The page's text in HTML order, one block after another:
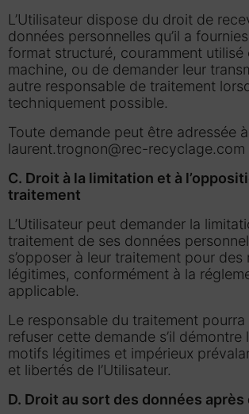
L’Utilisateur dispose du droit de
données personnelles qu’il a
format structuré, couramment utilisé
machine, ou de demander leur
autre responsable de traitement
techniquement possible.
Toute demande peut être adressée
laurent.trognon@rec-recyclage.com
C. Droit à la limitation et à
traitement
L’Utilisateur peut demander la
traitement de ses données
s’opposer à leur traitement pour des
légitimes, conformément à la
applicable.
Le responsable du traitement
refuser cette demande s’il démontre
motifs légitimes et impérieux
et libertés de l’Utilisateur.
D. Droit au sort des données après